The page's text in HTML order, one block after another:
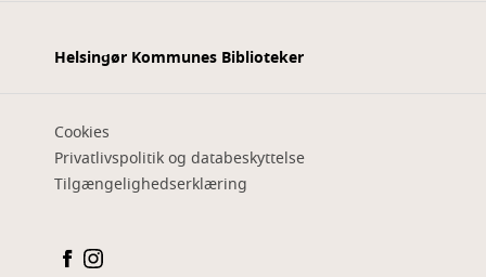
Helsingør Kommunes Biblioteker
Cookies
Privatlivspolitik og databeskyttelse
Tilgængelighedserklæring